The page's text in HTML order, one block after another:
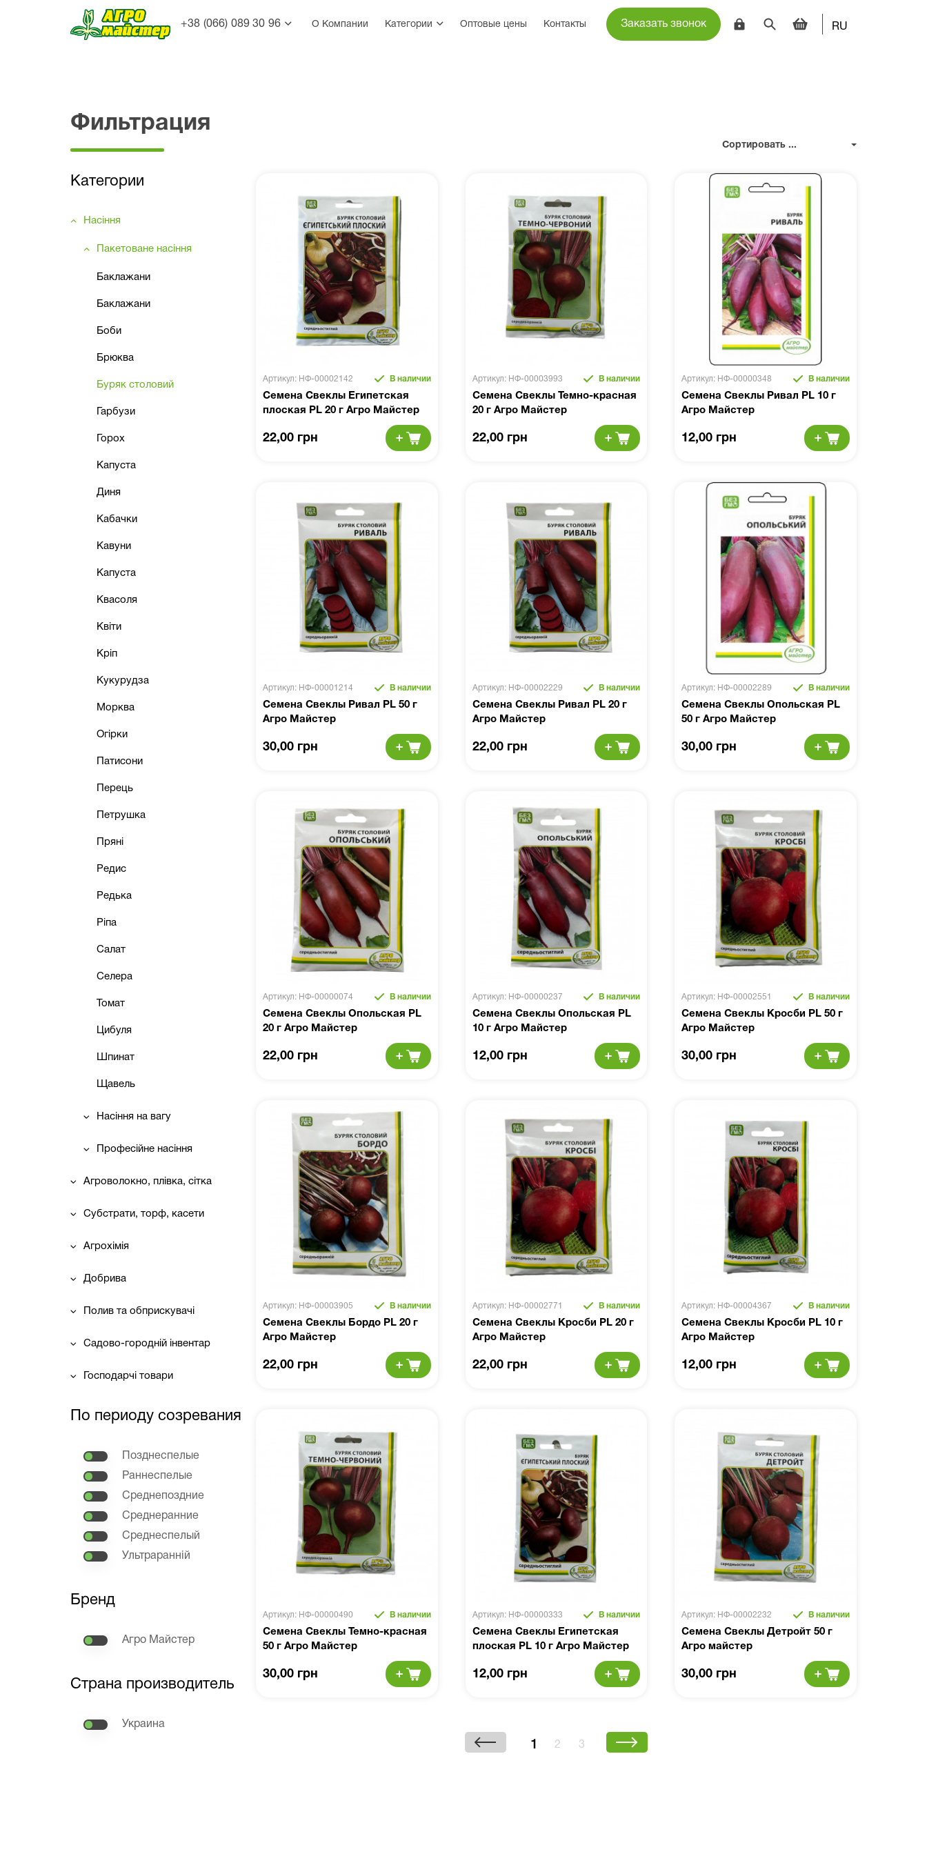
+38 (066) 089 30 96 О Компании Категории Оптовые цены Контакты Заказать звонок RU
Фильтрация
Категории
Насіння
Пакетоване насіння
Баклажани
Баклажани
Боби
Брюква
Буряк столовий
Гарбузи
Горох
Капуста
Диня
Кабачки
Кавуни
Капуста
Квасоля
Квіти
Кріп
Кукурудза
Морква
Огірки
Патисони
Перець
Петрушка
Пряні
Редис
Редька
Ріпа
Салат
Селера
Томат
Цибуля
Шпинат
Щавель
Насіння на вагу
Професійне насіння
Агроволокно, плівка, сітка
Субстрати, торф, касети
Агрохімія
Добрива
Полив та обприскувачі
Садово-городній інвентар
Господарчі товари
По периоду созревания
Позднеспелые
Раннеспелые
Среднепоздние
Среднеранние
Среднеспелый
Ультраранній
Бренд
Агро Майстер
Страна производитель
Украина
Сортировать ...
Артикул: НФ-00002142 В наличии
Семена Свеклы Египетская
плоская PL 20 г Агро Майстер
22,00 грн
Артикул: НФ-00003993 В наличии
Семена Свеклы Темно-красная
20 г Агро Майстер
22,00 грн
Артикул: НФ-00000348 В наличии
Семена Свеклы Ривал PL 10 г
Агро Майстер
12,00 грн
Артикул: НФ-00001214 В наличии
Семена Свеклы Ривал PL 50 г
Агро Майстер
30,00 грн
Артикул: НФ-00002229 В наличии
Семена Свеклы Ривал PL 20 г
Агро Майстер
22,00 грн
Артикул: НФ-00002289 В наличии
Семена Свеклы Опольская PL
50 г Агро Майстер
30,00 грн
Артикул: НФ-00000074 В наличии
Семена Свеклы Опольская PL
20 г Агро Майстер
22,00 грн
Артикул: НФ-00000237 В наличии
Семена Свеклы Опольская PL
10 г Агро Майстер
12,00 грн
Артикул: НФ-00002551 В наличии
Семена Свеклы Кросби PL 50 г
Агро Майстер
30,00 грн
Артикул: НФ-00003905 В наличии
Семена Свеклы Бордо PL 20 г
Агро Майстер
22,00 грн
Артикул: НФ-00002771 В наличии
Семена Свеклы Кросби PL 20 г
Агро Майстер
22,00 грн
Артикул: НФ-00004367 В наличии
Семена Свеклы Кросби PL 10 г
Агро Майстер
12,00 грн
Артикул: НФ-00000490 В наличии
Семена Свеклы Темно-красная
50 г Агро Майстер
30,00 грн
Артикул: НФ-00000333 В наличии
Семена Свеклы Египетская
плоская PL 10 г Агро Майстер
12,00 грн
Артикул: НФ-00002232 В наличии
Семена Свеклы Детройт 50 г
Агро майстер
30,00 грн
1 2 3